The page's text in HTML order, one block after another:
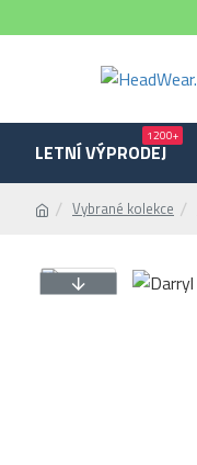
LETNÍ VÝPRODEJ
1200+
Vybrané kolekce